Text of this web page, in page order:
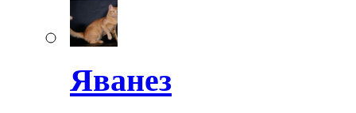
Яванез